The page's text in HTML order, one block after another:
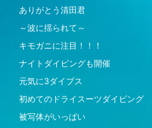
ありがとう清田君
～波に揺られて～
キモガニに注目！！！
ナイトダイビングも開催
元気に3ダイブス
初めてのドライスーツダイビング
被写体がいっぱい